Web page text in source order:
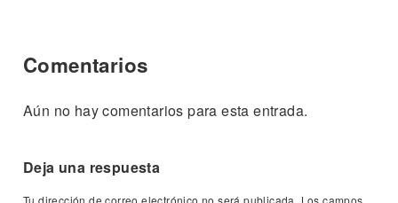
Comentarios
Aún no hay comentarios para esta entrada.
Deja una respuesta
Tu dirección de correo electrónico no será publicada. Los campos